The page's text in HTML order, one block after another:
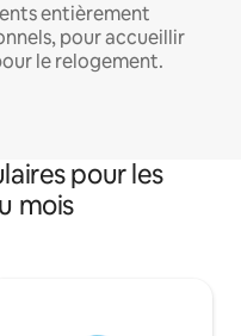
entièrement
pour accueillir
le relogement.
pour les
mois